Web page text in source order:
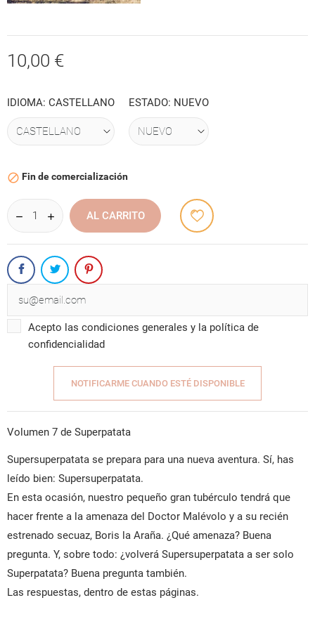
10,00 €
IDIOMA: CASTELLANO ESTADO: NUEVO
 Fin de comercialización
AL CARRITO
Acepto las condiciones generales y la política de
confidencialidad
NOTIFICARME CUANDO ESTÉ DISPONIBLE
Volumen 7 de Superpatata
Supersuperpatata se prepara para una nueva aventura. Sí, has
leído bien: Supersuperpatata.
En esta ocasión, nuestro pequeño gran tubérculo tendrá que
hacer frente a la amenaza del Doctor Malévolo y a su recién
estrenado secuaz, Boris la Araña. ¿Qué amenaza? Buena
pregunta. Y, sobre todo: ¿volverá Supersuperpatata a ser solo
Superpatata? Buena pregunta también.
Las respuestas, dentro de estas páginas.